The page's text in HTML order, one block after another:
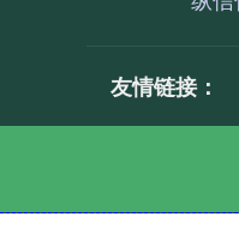
友情链接：